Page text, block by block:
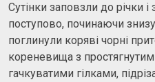
Сутінки заповзли до річки і
поступово, починаючи
поглинули коряві чорні
кореневища з
гачкуватими гілками,